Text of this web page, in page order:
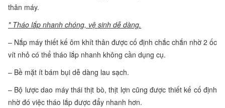
thân máy.
* Tháo lắp nhanh chóng, vệ sinh dễ dàng.
– Nắp máy thiết kế ôm khít thân được cố định chắc chắn nhờ 2 ốc
vít nhỏ có thể tháo lắp nhanh không cần dụng cụ.
– Bề mặt ít bám bụi dễ dàng lau sạch.
– Bộ lược dao máy thái thịt bò, thịt lợn cũng được thiết kế cố định
nhờ đó việc tháo lắp được đẩy nhanh hơn.